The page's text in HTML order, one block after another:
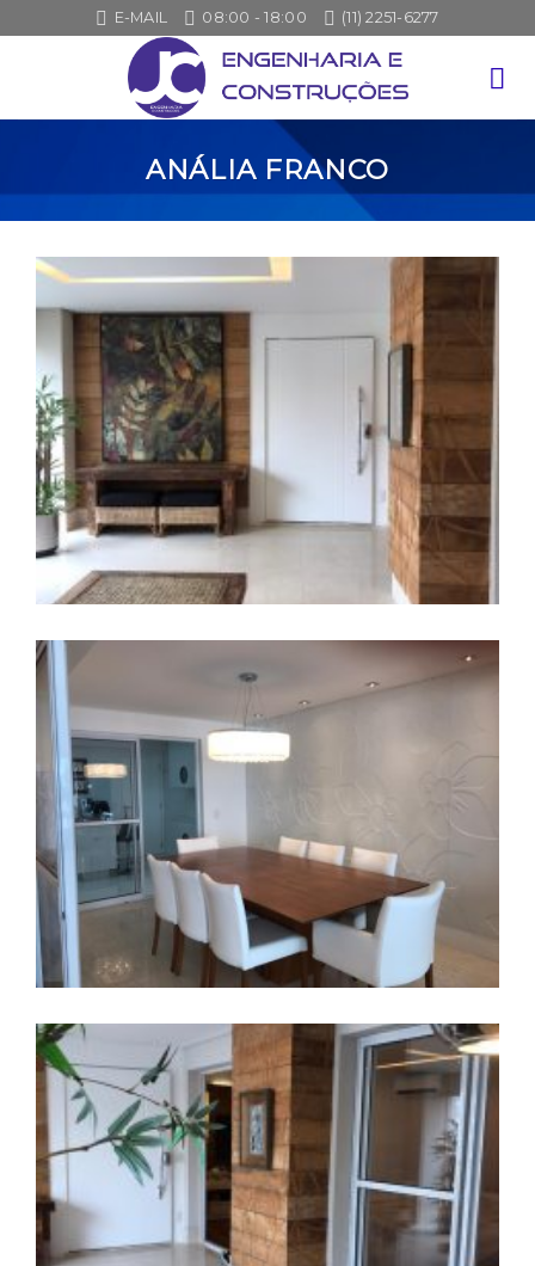
to
E-MAIL 08:00 - 18:00 (11) 2251-6277
ANÁLIA FRANCO